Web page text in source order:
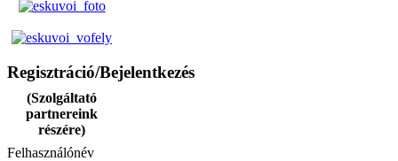
Regisztráció/Bejelentkezés
(Szolgáltató
partnereink
részére)
Felhasználónév